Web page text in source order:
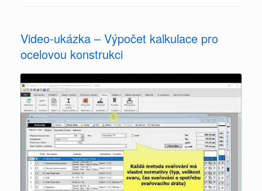
Video-ukázka – Výpočet kalkulace pro
ocelovou konstrukci